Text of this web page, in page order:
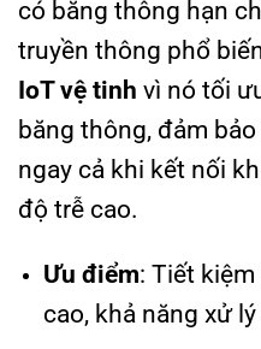
có băng thông hạn
truyền thông phổ
IoT vệ tinh vì nó tối
băng thông, đảm
ngay cả khi kết nối
độ trễ cao.
Ưu điểm: Tiết
cao, khả năng xử